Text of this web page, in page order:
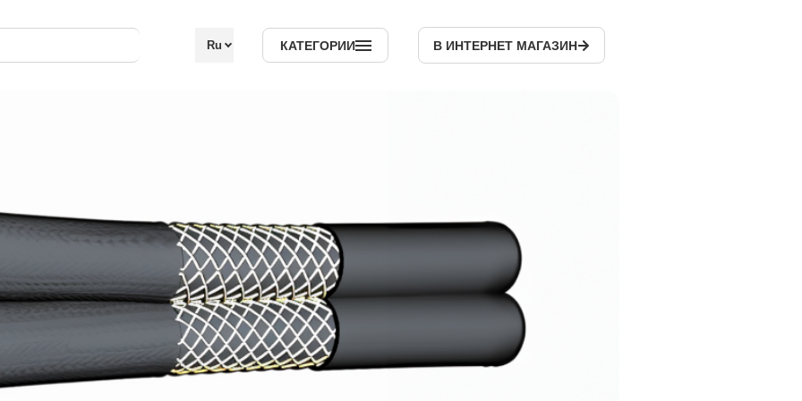
Ru КАТЕГОРИИ В ИНТЕРНЕТ МАГАЗИН